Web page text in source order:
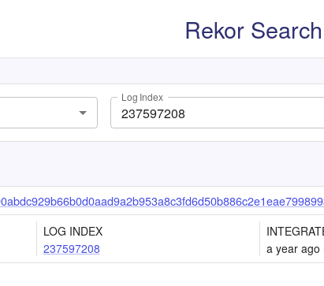
Rekor Search
Log Index
LOG INDEX
237597208
a year ago